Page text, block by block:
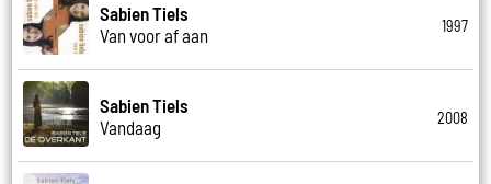
Sabien Tiels
Van voor af aan
1997
Sabien Tiels
Vandaag
2008